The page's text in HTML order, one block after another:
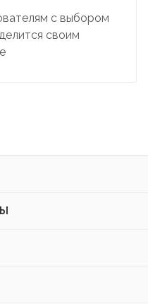
с выбором
своим